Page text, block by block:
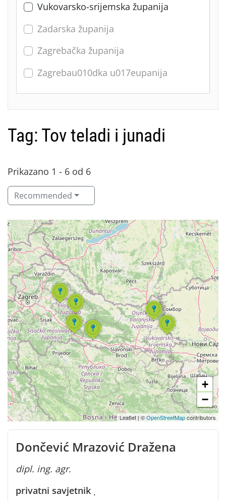
Vukovarsko-srijemska županija
Zadarska županija
Zagrebačka županija
Zagrebau010dka u017eupanija
Tag: Tov teladi i junadi
Prikazano 1 - 6 od 6
Recommended
Dončević Mrazović Dražena
dipl. ing. agr.
privatni savjetnik ·
+
−
Leaflet|©OpenStreetMapcontributors